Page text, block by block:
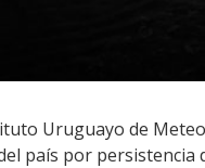
Uruguayo de
país por persistencia